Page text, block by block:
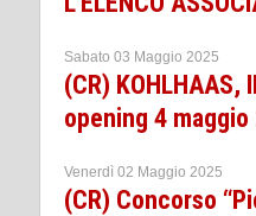
Sabato 03 Maggio 2025
(CR) KOHLHAAS,
opening 4
Venerdì 02 Maggio 2025
(CR) Concorso